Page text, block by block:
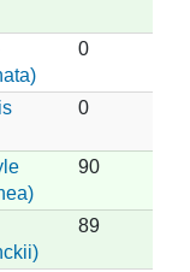
0
0
90
89